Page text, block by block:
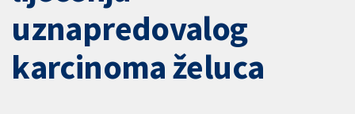
uznapredovalog
karcinoma želuca